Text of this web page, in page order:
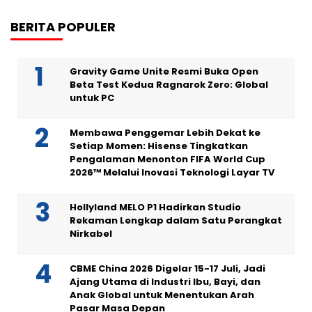
BERITA POPULER
Gravity Game Unite Resmi Buka Open
Beta Test Kedua Ragnarok Zero: Global
untuk PC
Membawa Penggemar Lebih Dekat ke
Setiap Momen: Hisense Tingkatkan
Pengalaman Menonton FIFA World Cup
2026™ Melalui Inovasi Teknologi Layar TV
Hollyland MELO P1 Hadirkan Studio
Rekaman Lengkap dalam Satu Perangkat
Nirkabel
CBME China 2026 Digelar 15-17 Juli, Jadi
Ajang Utama di Industri Ibu, Bayi, dan
Anak Global untuk Menentukan Arah
Pasar Masa Depan